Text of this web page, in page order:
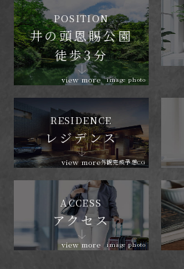
POSITION
井の頭恩賜公園
徒歩3分
view more image photo
RESIDENCE
レジデンス
view more外観完成予想CG
ACCESS
アクセス
view more image photo